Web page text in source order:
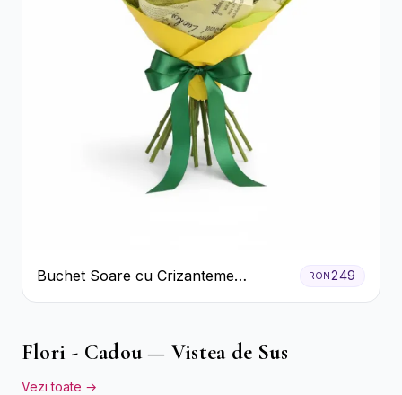
Buchet Soare cu Crizanteme
Galbene și Trandafiri Albi
RON249
Flori - Cadou — Vistea de Sus
Vezi toate →